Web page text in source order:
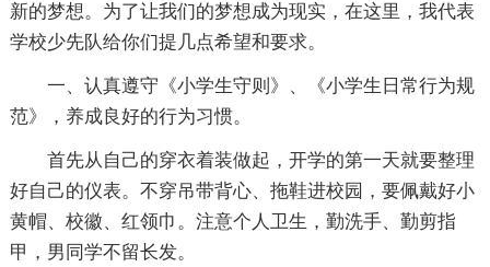
新的梦想。为了让我们的梦想成为现实，在这里，我代表
学校少先队给你们提几点希望和要求。
一、认真遵守《小学生守则》、《小学生日常行为规
范》，养成良好的行为习惯。
首先从自己的穿衣着装做起，开学的第一天就要整理
好自己的仪表。不穿吊带背心、拖鞋进校园，要佩戴好小
黄帽、校徽、红领巾。注意个人卫生，勤洗手、勤剪指
甲，男同学不留长发。